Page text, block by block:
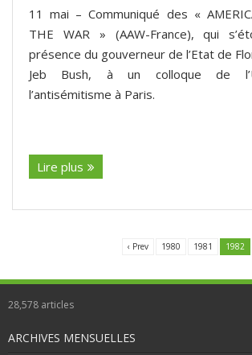
11 mai – Communiqué des «
THE WAR » (AAW-France), qui
présence du gouverneur de l’Etat de
Jeb Bush, à un colloque de
l’antisémitisme à Paris.
Lire plus
‹ Prev 1980 1981 1982
28,578 articles
ARCHIVES MENSUELLES